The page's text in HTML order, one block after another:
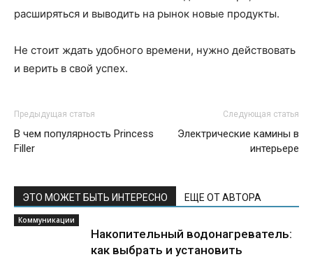
расширяться и выводить на рынок новые продукты.
Не стоит ждать удобного времени, нужно действовать
и верить в свой успех.
Предыдущая статья
В чем популярность Princess
Filler
Следующая статья
Электрические камины в
интерьере
ЭТО МОЖЕТ БЫТЬ ИНТЕРЕСНО ЕЩЕ ОТ АВТОРА
Коммуникации
Накопительный водонагреватель:
как выбрать и установить